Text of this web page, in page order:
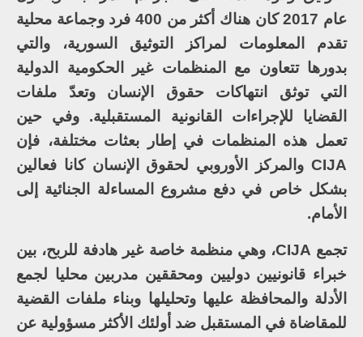
عام 2017 كان هناك أكثر من 400 فرد وجماعة محلية
تقدم المعلومات لمراكز التوثيق السورية، والتي
بدورها تتعاون مع المنظمات غير الحكومية الدولية
التي توثق انتهاكات حقوق الإنسان وتعدّ ملفات
القضايا للإجراءات القانونية المستقبلية. وفي حين
تعمل هذه المنظمات في إطار بعثات مختلفة، فإن
CIJA والمركز الأوروبي لحقوق الإنسان كانا فعالين
بشكل خاص في دفع مشروع المساءلة الجنائية إلى
الأمام.
تجمع CIJA، وهي منظمة خاصة غير هادفة للربح، بين
خبراء قانونيين دوليين ومحققين مدربين محليا لجمع
الأدلة والمحافظة عليها وتحليلها وبناء ملفات القضية
للمقاضاة في المستقبل ضد أولئك الأكثر مسؤولية عن